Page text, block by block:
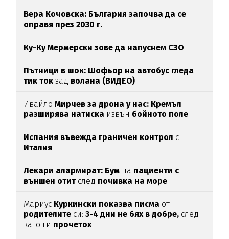
Вера Кочовска: България започва да се
оправя през 2030 г.
Ку-Ку Мермерски зове да напуснем СЗО
Пътници в шок: Шофьор на автобус гледа
тик ток зад волана (ВИДЕО)
ИвайлоМирчев за дрона у нас: Кремъл
разширява натиска извън бойното поле
Испания въвежда граничен контрол с
Италия
Лекари алармират: Бум на пациенти с
външен отитслед почивка на море
Мариус Куркински показва писма от
родителите си:3-4 дни не бях в добре, след
като ги прочетох